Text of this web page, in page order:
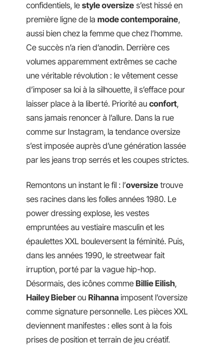
confidentiels, le style oversize s’est hissé en
première ligne de la mode contemporaine,
aussi bien chez la femme que chez l’homme.
Ce succès n’a rien d’anodin. Derrière ces
volumes apparemment extrêmes se cache
une véritable révolution : le vêtement cesse
d’imposer sa loi à la silhouette, il s’efface pour
laisser place à la liberté. Priorité au confort,
sans jamais renoncer à l’allure. Dans la rue
comme sur Instagram, la tendance oversize
s’est imposée auprès d’une génération lassée
par les jeans trop serrés et les coupes strictes.
Remontons un instant le fil : l’oversize trouve
ses racines dans les folles années 1980. Le
power dressing explose, les vestes
empruntées au vestiaire masculin et les
épaulettes XXL bouleversent la féminité. Puis,
dans les années 1990, le streetwear fait
irruption, porté par la vague hip-hop.
Désormais, des icônes comme Billie Eilish,
Hailey Bieberou Rihanna imposent l’oversize
comme signature personnelle. Les pièces XXL
deviennent manifestes : elles sont à la fois
prises de position et terrain de jeu créatif.